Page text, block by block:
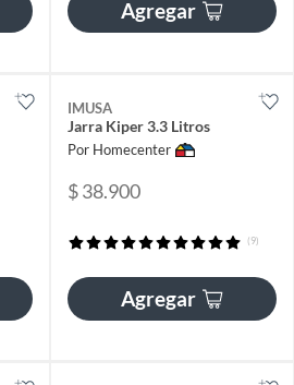
Agregar
IMUSA
Jarra Kiper 3.3 Litros
Por Homecenter
$ 38.900
(9)
Agregar